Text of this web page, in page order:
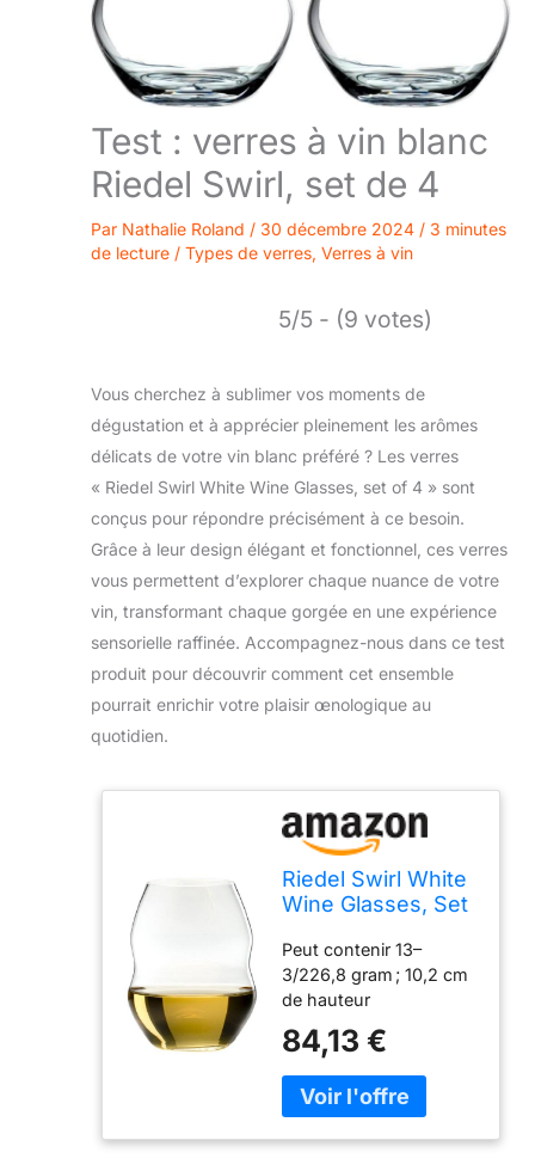
Test : verres à vin blanc
Riedel Swirl, set de 4
Par Nathalie Roland / 30 décembre 2024 / 3 minutes
de lecture / Types de verres, Verres à vin
5/5 - (9 votes)
Vous cherchez à sublimer vos moments de
dégustation et à apprécier pleinement les arômes
délicats de votre vin blanc préféré ? Les verres
« Riedel Swirl White Wine Glasses, set of 4 » sont
conçus pour répondre précisément à ce besoin.
Grâce à leur design élégant et fonctionnel, ces verres
vous permettent d’explorer chaque nuance de votre
vin, transformant chaque gorgée en une expérience
sensorielle raffinée. Accompagnez-nous dans ce test
produit pour découvrir comment cet ensemble
pourrait enrichir votre plaisir œnologique au
quotidien.
Riedel Swirl White
Wine Glasses, Set
Peut contenir 13–
3/226,8 gram ; 10,2 cm
de hauteur
84,13 €